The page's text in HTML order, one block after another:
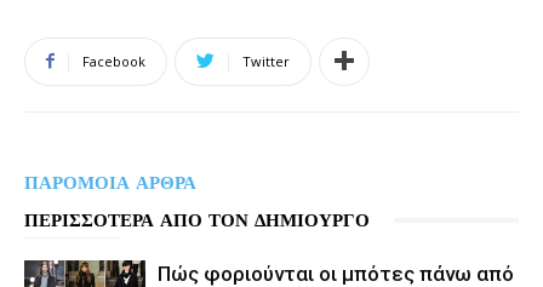
Facebook Twitter
ΠΑΡΟΜΟΙΑ ΑΡΘΡΑ
ΠΕΡΙΣΣΟΤΕΡΑ ΑΠΟ ΤΟΝ ΔΗΜΙΟΥΡΓΟ
Πώς φοριούνται οι μπότες πάνω από